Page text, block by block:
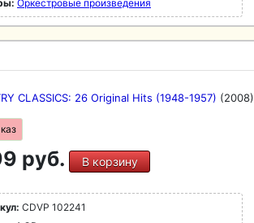
Оркестровые произведения
CLASSICS: 26 Original Hits (1948-1957) (2008)
руб. В корзину
CDVP 102241